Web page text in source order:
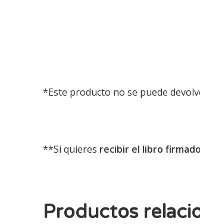
*Este producto no se puede
**Si quieres recibir el libro firmado
Productos